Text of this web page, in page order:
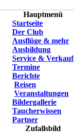
Hauptmenü
Startseite
Der Club
Ausflüge & mehr
Ausbildung
Service & Verkauf
Termine
Berichte
Reisen
Veranstaltungen
Bildergallerie
Taucherwissen
Partner
Zufallsbild